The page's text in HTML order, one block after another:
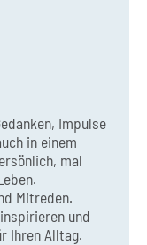
Impulse
in einem
mal
Mitreden.
und
Ihren Alltag.